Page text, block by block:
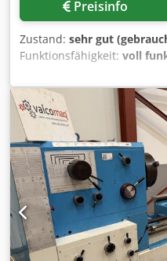
Preisinfo
Zustand: sehr gut
Funktionsfähigkeit: voll
Drehdurchmesser:820 mm
Bettschlitten:
800 mm,
Super AT 400/10000, mit
Standardmodell. Diese
zwischen den Spitzen von
Revolver-System-
Herstellen langer Spindeln
eine Drehdurchmesser
500 mm über dem
beträgt 140 mm. Es
Drehscheibe zu